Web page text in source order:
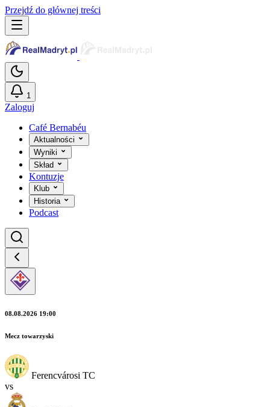
Przejdź do głównej treści
1
Zaloguj
Café Bernabéu
Aktualności
Wyniki
Skład
Kontuzje
Klub
Historia
Podcast
08.08.2026 19:00
Mecz towarzyski
Ferencvárosi TC
vs